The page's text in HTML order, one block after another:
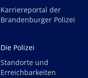
Karriereportal der
Brandenburger Polizei
Die Polizei
Standorte und
Erreichbarkeiten